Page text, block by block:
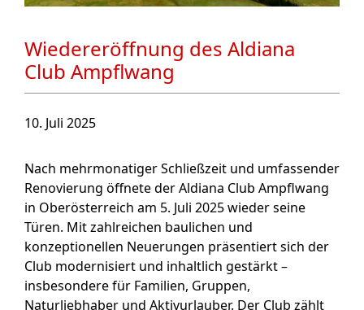
Wiedereröffnung des Aldiana
Club Ampflwang
10. Juli 2025
Nach mehrmonatiger Schließzeit und umfassender
Renovierung öffnete der Aldiana Club Ampflwang
in Oberösterreich am 5. Juli 2025 wieder seine
Türen. Mit zahlreichen baulichen und
konzeptionellen Neuerungen präsentiert sich der
Club modernisiert und inhaltlich gestärkt –
insbesondere für Familien, Gruppen,
Naturliebhaber und Aktivurlauber. Der Club zählt